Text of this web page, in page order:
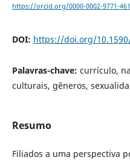
https://orcid.org/0000-0002-9771-
DOI: https://doi.org/
Palavras-chave: currículo,
culturais, gêneros,
Resumo
Filiados a uma perspectiva